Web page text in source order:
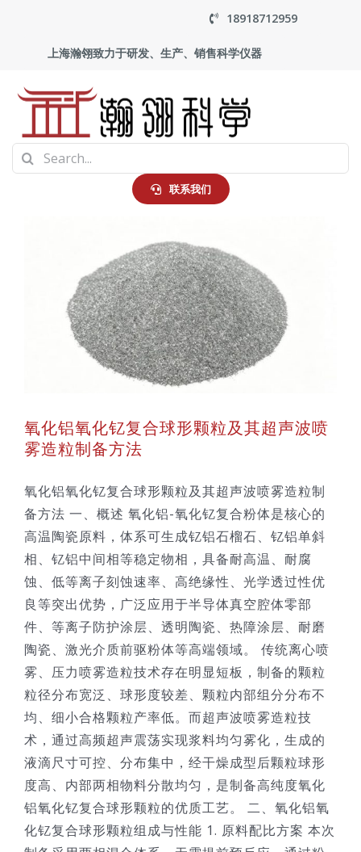
content
18918712959
上海瀚翎致力于研发、生产、销售科学仪器
首页
走进瀚翎
公司新闻
Search
for:
联系我们
氧化铝氧化钇复合球形颗粒及其超声波喷
雾造粒制备方法
氧化铝氧化钇复合球形颗粒及其超声波喷雾造粒制
备方法 一、概述 氧化铝-氧化钇复合粉体是核心的
高温陶瓷原料，体系可生成钇铝石榴石、钇铝单斜
相、钇铝中间相等稳定物相，具备耐高温、耐腐
蚀、低等离子刻蚀速率、高绝缘性、光学透过性优
良等突出优势，广泛应用于半导体真空腔体零部
件、等离子防护涂层、透明陶瓷、热障涂层、耐磨
陶瓷、激光介质前驱粉体等高端领域。 传统离心喷
雾、压力喷雾造粒技术存在明显短板，制备的颗粒
粒径分布宽泛、球形度较差、颗粒内部组分分布不
均、细小合格颗粒产率低。而超声波喷雾造粒技
术，通过高频超声震荡实现浆料均匀雾化，生成的
液滴尺寸可控、分布集中，经干燥成型后颗粒球形
度高、内部两相物料分散均匀，是制备高纯度氧化
铝氧化钇复合球形颗粒的优质工艺。 二、氧化铝氧
化钇复合球形颗粒组成与性能 1. 原料配比方案 本次